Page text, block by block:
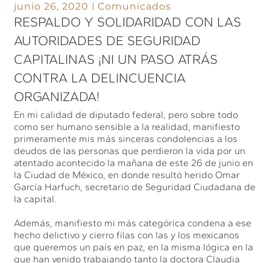
junio 26, 2020 Comunicados
RESPALDO Y SOLIDARIDAD CON LAS
AUTORIDADES DE SEGURIDAD
CAPITALINAS ¡NI UN PASO ATRÁS
CONTRA LA DELINCUENCIA
ORGANIZADA!
En mi calidad de diputado federal, pero sobre todo
como ser humano sensible a la realidad, manifiesto
primeramente mis más sinceras condolencias a los
deudos de las personas que perdieron la vida por un
atentado acontecido la mañana de este 26 de junio en
la Ciudad de México, en donde resultó herido Omar
García Harfuch, secretario de Seguridad Ciudadana de
la capital.
Además, manifiesto mi más categórica condena a ese
hecho delictivo y cierro filas con las y los mexicanos
que queremos un país en paz, en la misma lógica en la
que han venido trabajando tanto la doctora Claudia